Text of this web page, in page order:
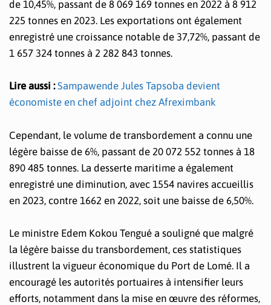
de 10,45%, passant de 8 069 169 tonnes en 2022 à 8 912
225 tonnes en 2023. Les exportations ont également
enregistré une croissance notable de 37,72%, passant de
1 657 324 tonnes à 2 282 843 tonnes.
Lire aussi :Sampawende Jules Tapsoba devient
économiste en chef adjoint chez Afreximbank
Cependant, le volume de transbordement a connu une
légère baisse de 6%, passant de 20 072 552 tonnes à 18
890 485 tonnes. La desserte maritime a également
enregistré une diminution, avec 1554 navires accueillis
en 2023, contre 1662 en 2022, soit une baisse de 6,50%.
Le ministre Edem Kokou Tengué a souligné que malgré
la légère baisse du transbordement, ces statistiques
illustrent la vigueur économique du Port de Lomé. Il a
encouragé les autorités portuaires à intensifier leurs
efforts, notamment dans la mise en œuvre des réformes,